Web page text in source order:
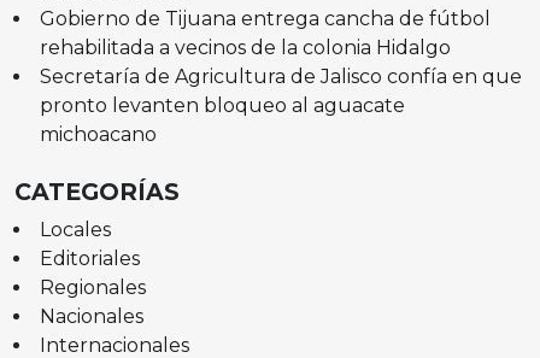
Gobierno de Tijuana entrega cancha de fútbol
rehabilitada a vecinos de la colonia Hidalgo
Secretaría de Agricultura de Jalisco confía en que
pronto levanten bloqueo al aguacate
michoacano
CATEGORÍAS
Locales
Editoriales
Regionales
Nacionales
Internacionales